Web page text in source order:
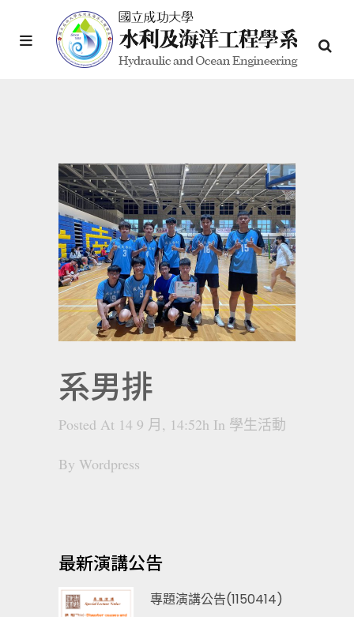
系男排
Posted At 14 9 月, 14:52h In 學生活動
By Wordpress
最新演講公告
專題演講公告(1150414)